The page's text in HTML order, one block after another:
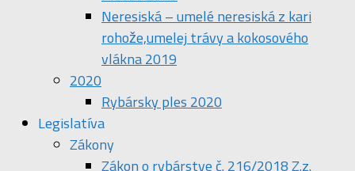
Neresiská – umelé neresiská z kari
rohože,umelej trávy a kokosového
vlákna 2019
2020
Rybársky ples 2020
Legislatíva
Zákony
Zákon o rybárstve č. 216/2018 Z.z.